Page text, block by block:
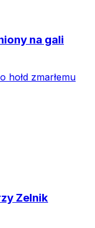
na gali
hołd zmarłemu
Zelnik